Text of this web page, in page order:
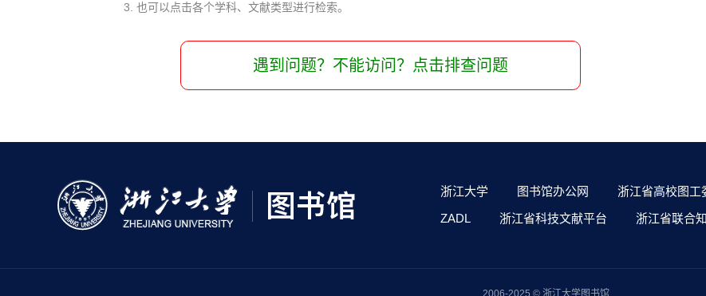
3. 也可以点击各个学科、文献类型进行检索。
遇到问题？不能访问？点击排查问题
浙江大学 图书馆办公网 浙江省高校图工
ZADL
浙江省科技文献平台 浙江省联合
2006-2025 © 浙江大学图书馆